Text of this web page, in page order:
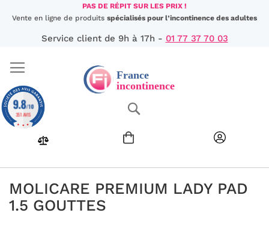
Aller
au
PAS DE RÉPIT SUR LES PRIX !
Vente en ligne de produits spécialisés pour l’incontinence des adultes
Service client de 9h à 17h - 01 77 37 70 03
MOLICARE PREMIUM LADY PAD
1.5 GOUTTES
9.8/10
351 AVIS